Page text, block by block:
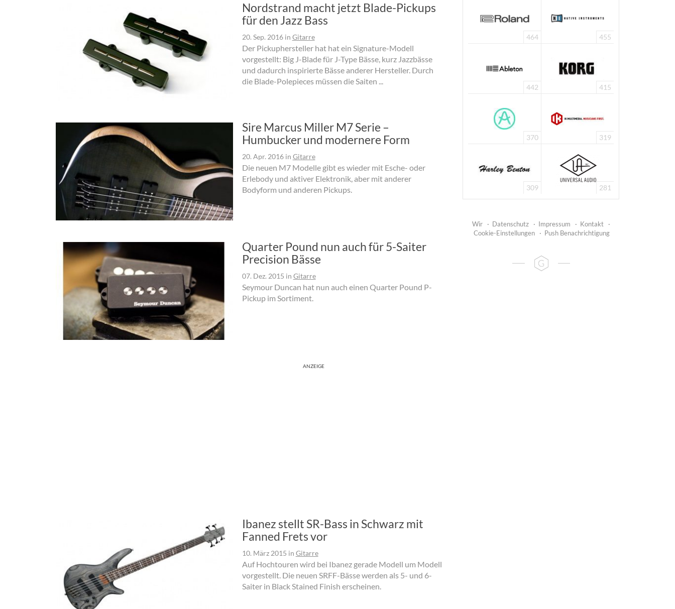
Nordstrand macht jetzt Blade-Pickups
für den Jazz Bass
20. Sep. 2016in Gitarre
Der Pickuphersteller hat hat ein Signature-Modell
vorgestellt: Big J-Blade für J-Type Bässe, kurz Jazzbässe
und dadurch inspirierte Bässe anderer Hersteller. Durch
die Blade-Polepieces müssen die Saiten ...
Sire Marcus Miller M7 Serie –
Humbucker und modernere Form
20. Apr. 2016in Gitarre
Die neuen M7 Modelle gibt es wieder mit Esche- oder
Erlebody und aktiver Elektronik, aber mit anderer
Bodyform und anderen Pickups.
Quarter Pound nun auch für 5-Saiter
Precision Bässe
07. Dez. 2015 in Gitarre
Seymour Duncan hat nun auch einen Quarter Pound P-
Pickup im Sortiment.
ANZEIGE
Ibanez stellt SR-Bass in Schwarz mit
Fanned Frets vor
10. März 2015 in Gitarre
Auf Hochtouren wird bei Ibanez gerade Modell um Modell
vorgestellt. Die neuen SRFF-Bässe werden als 5- und 6-
Saiter in Black Stained Finish erscheinen.
464 455
442 415
370 319
309 281
Wir · Datenschutz · Impressum · Kontakt
·
Cookie-Einstellungen
· Push Benachrichtigung